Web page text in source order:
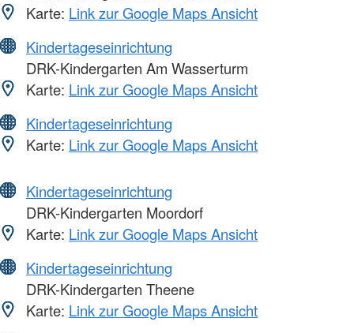
Karte: Link zur Google Maps Ansicht
Kindertageseinrichtung
DRK-Kindergarten Am Wasserturm
Karte: Link zur Google Maps Ansicht
Kindertageseinrichtung
Karte: Link zur Google Maps Ansicht
Kindertageseinrichtung
DRK-Kindergarten Moordorf
Karte: Link zur Google Maps Ansicht
Kindertageseinrichtung
DRK-Kindergarten Theene
Karte: Link zur Google Maps Ansicht